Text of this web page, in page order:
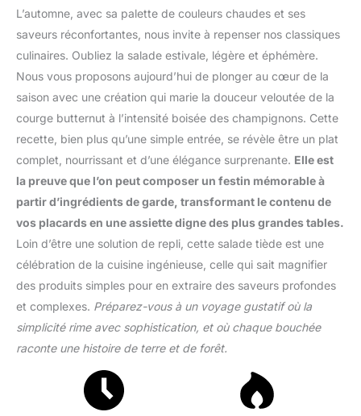
L’automne, avec sa palette de couleurs chaudes et ses
saveurs réconfortantes, nous invite à repenser nos classiques
culinaires. Oubliez la salade estivale, légère et éphémère.
Nous vous proposons aujourd’hui de plonger au cœur de la
saison avec une création qui marie la douceur veloutée de la
courge butternut à l’intensité boisée des champignons. Cette
recette, bien plus qu’une simple entrée, se révèle être un plat
complet, nourrissant et d’une élégance surprenante. Elle est
la preuve que l’on peut composer un festin mémorable à
partir d’ingrédients de garde, transformant le contenu de
vos placards en une assiette digne des plus grandes tables.
Loin d’être une solution de repli, cette salade tiède est une
célébration de la cuisine ingénieuse, celle qui sait magnifier
des produits simples pour en extraire des saveurs profondes
et complexes. Préparez-vous à un voyage gustatif où la
simplicité rime avec sophistication, et où chaque bouchée
raconte une histoire de terre et de forêt.